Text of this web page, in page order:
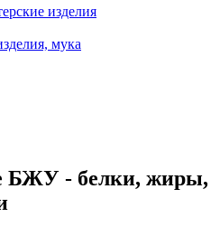
изделия
мука
БЖУ - белки, жиры,